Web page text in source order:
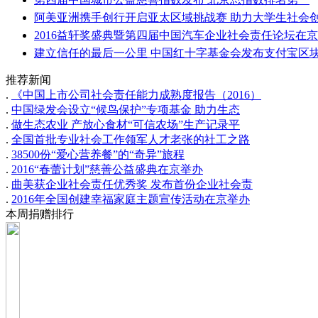
阿美亚洲携手创行开启亚太区域挑战赛 助力大学生社会
2016益轩奖盛典暨第四届中国汽车企业社会责任论坛在
建立信任的最后一公里 中国红十字基金会发布支付宝区
推荐新闻
.
《中国上市公司社会责任能力成熟度报告（2016）
. 中国绿发会设立“候鸟保护”专项基金 助力生态
. 做生态农业 产放心食材“可信农场”生产记录平
. 全国首批专业社会工作领军人才老张的社工之路
. 38500份“爱心营养餐”的“奇异”旅程
. 2016“春蕾计划”慈善公益盛典在京举办
. 曲美获企业社会责任优秀奖 发布首份企业社会责
. 2016年全国创建幸福家庭主题宣传活动在京举办
本周捐赠排行